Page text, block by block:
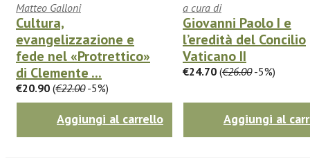
Matteo Galloni
Cultura,
evangelizzazione e
fede nel «Protrettico»
di Clemente ...
€20.90 (€22.00-5%)
Aggiungi al carrello
a cura di
Giovanni Paolo I e
l’eredità del Concilio
Vaticano II
€24.70 (€26.00-5%)
Aggiungi al